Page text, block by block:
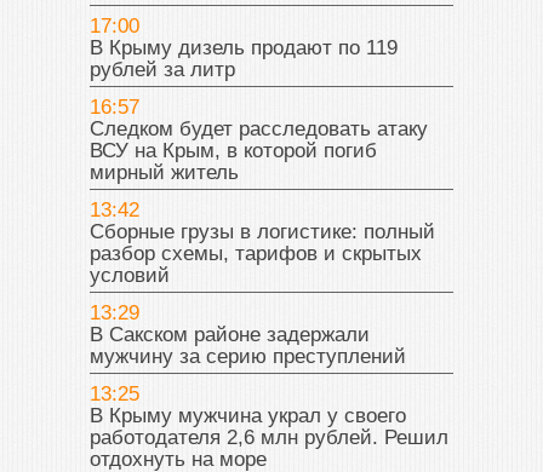
17:00
В Крыму дизель продают по 119
рублей за литр
16:57
Следком будет расследовать атаку
ВСУ на Крым, в которой погиб
мирный житель
13:42
Сборные грузы в логистике: полный
разбор схемы, тарифов и скрытых
условий
13:29
В Сакском районе задержали
мужчину за серию преступлений
13:25
В Крыму мужчина украл у своего
работодателя 2,6 млн рублей. Решил
отдохнуть на море